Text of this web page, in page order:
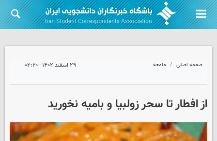
صفحه اصلی جامعه ۲۹ اسفند ۱۴۰۲ - ۰۲:۲۰
از افطار تا سحر زولبیا و بامیه نخورید